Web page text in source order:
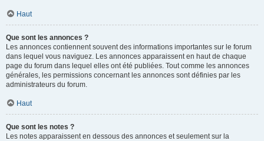
Haut
Que sont les annonces ?
Les annonces contiennent souvent des informations importantes sur le forum
dans lequel vous naviguez. Les annonces apparaissent en haut de chaque
page du forum dans lequel elles ont été publiées. Tout comme les annonces
générales, les permissions concernant les annonces sont définies par les
administrateurs du forum.
Haut
Que sont les notes ?
Les notes apparaissent en dessous des annonces et seulement sur la